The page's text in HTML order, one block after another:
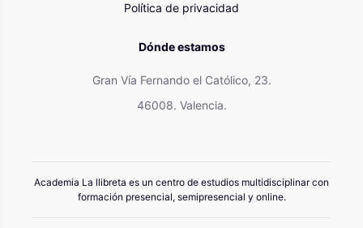
Política de privacidad
Dónde estamos
Gran Vía Fernando el Católico, 23.
46008. Valencia.
Academia La llibreta es un centro de estudios multidisciplinar con
formación presencial, semipresencial y online.